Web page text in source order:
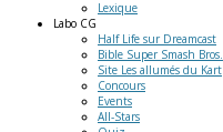
Lexique
Labo CG
Half Life sur Dreamcast
Bible Super Smash Bros.
Site Les allumés du Kart
Concours
Events
All-Stars